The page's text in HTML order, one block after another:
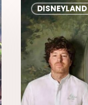
Forêt
Secrète
par
Jean
Imbert